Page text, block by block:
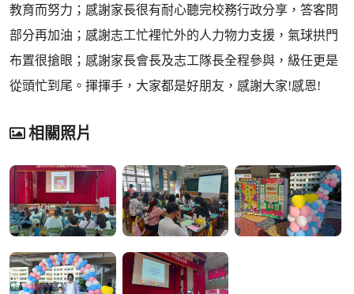
教育而努力；感謝家長很有耐心聽完校務行政分享，答客問
部分再加油；感謝志工忙裡忙外的人力物力支援，氣球拱門
布置很搶眼；感謝家長會長及志工隊長全程參與，級任更是
從頭忙到尾。揮揮手，大家都是好朋友，感謝大家!感恩!
相關照片